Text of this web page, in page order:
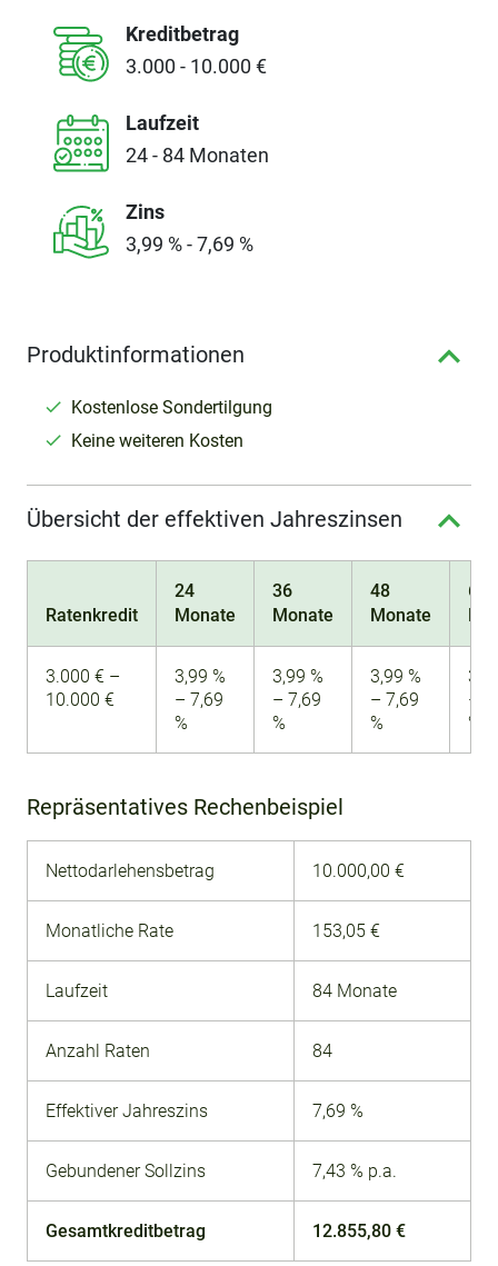
Kreditbetrag
3.000 - 10.000 €
Laufzeit
24 - 84 Monaten
Zins
3,99 % - 7,69 %
Produktinformationen
Kostenlose Sondertilgung
Keine weiteren Kosten
Übersicht der effektiven Jahreszinsen
Ratenkredit
24
Monate
36
Monate
48
Monate
60
3.000 € –
10.000 €
3,99 %
– 7,69
%
3,99 %
– 7,69
%
3,99 %
– 7,69
%
–
%
Repräsentatives Rechenbeispiel
Nettodarlehensbetrag 10.000,00 €
Monatliche Rate 153,05 €
Laufzeit 84 Monate
Anzahl Raten 84
Effektiver Jahreszins 7,69 %
Gebundener Sollzins 7,43 % p.a.
Gesamtkreditbetrag 12.855,80 €